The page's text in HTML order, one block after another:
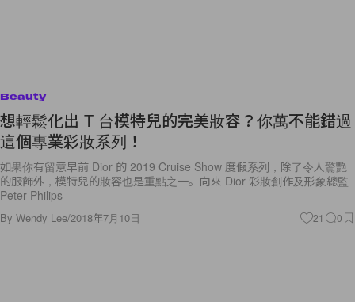
Beauty
想輕鬆化出 T 台模特兒的完美妝容？你萬不能錯過
這個專業彩妝系列！
如果你有留意早前 Dior 的 2019 Cruise Show 度假系列，除了令人驚艷
的服飾外，模特兒的妝容也是重點之一。向來 Dior 彩妝創作及形象總監
Peter Philips
By Wendy Lee/2018年7月10日 21 0